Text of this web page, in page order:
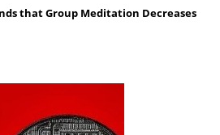
that Group Meditation Decreases